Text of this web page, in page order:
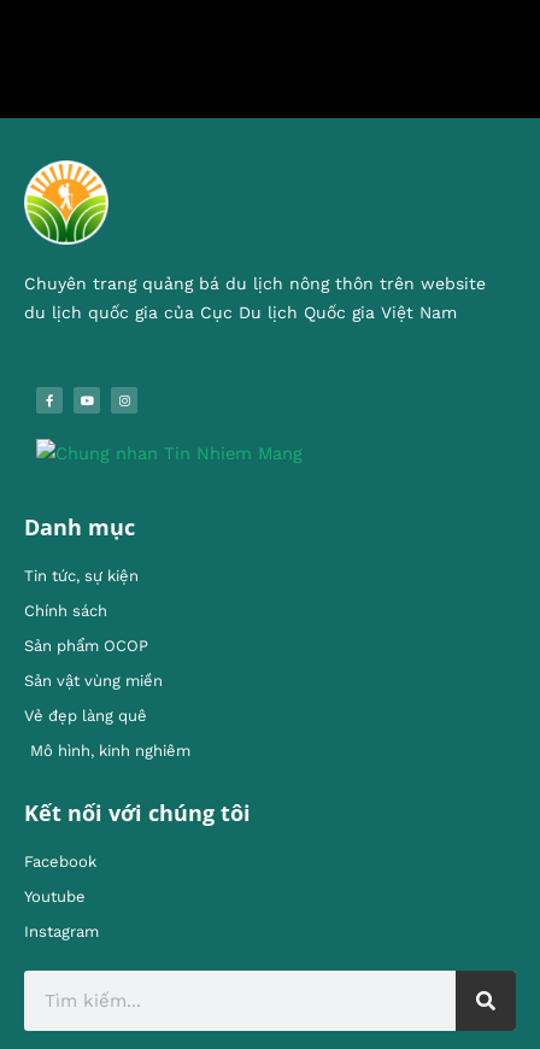
Chuyên trang quảng bá du lịch nông thôn trên website
du lịch quốc gia của Cục Du lịch Quốc gia Việt Nam
Danh mục
Tin tức, sự kiện
Chính sách
Sản phẩm OCOP
Sản vật vùng miền
Vẻ đẹp làng quê
Mô hình, kinh nghiêm
Kết nối với chúng tôi
Facebook
Youtube
Instagram